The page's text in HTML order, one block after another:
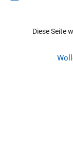
Diese Seite